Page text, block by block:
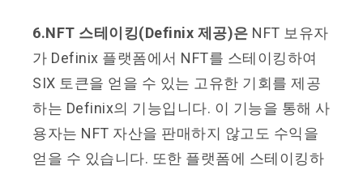
6.NFT 스테이킹(Definix 제공)은 NFT 보유자
가 Definix 플랫폼에서 NFT를 스테이킹하여
SIX 토큰을 얻을 수 있는 고유한 기회를 제공
하는 Definix의 기능입니다. 이 기능을 통해 사
용자는 NFT 자산을 판매하지 않고도 수익을
얻을 수 있습니다. 또한 플랫폼에 스테이킹하